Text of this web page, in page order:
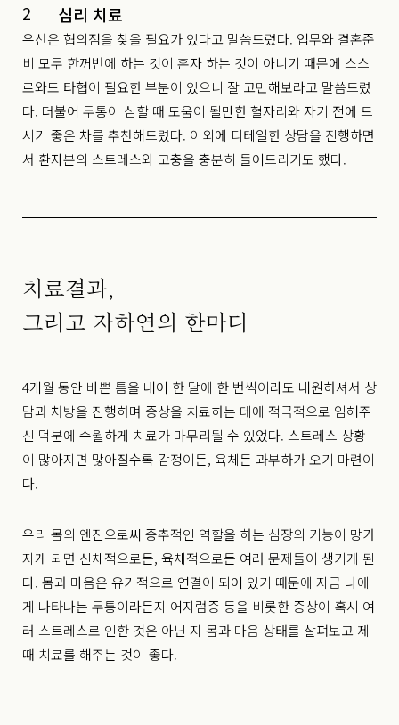
2 심리 치료
우선은 협의점을 찾을 필요가 있다고 말씀드렸다. 업무와 결혼준
비 모두 한꺼번에 하는 것이 혼자 하는 것이 아니기 때문에 스스
로와도 타협이 필요한 부분이 있으니 잘 고민해보라고 말씀드렸
다. 더불어 두통이 심할 때 도움이 될만한 혈자리와 자기 전에 드
시기 좋은 차를 추천해드렸다. 이외에 디테일한 상담을 진행하면
서 환자분의 스트레스와 고충을 충분히 들어드리기도 했다.
치료결과,
그리고 자하연의 한마디
4개월 동안 바쁜 틈을 내어 한 달에 한 번씩이라도 내원하셔서 상
담과 처방을 진행하며 증상을 치료하는 데에 적극적으로 임해주
신 덕분에 수월하게 치료가 마무리될 수 있었다. 스트레스 상황
이 많아지면 많아질수록 감정이든, 육체든 과부하가 오기 마련이
다.
우리 몸의 엔진으로써 중추적인 역할을 하는 심장의 기능이 망가
지게 되면 신체적으로든, 육체적으로든 여러 문제들이 생기게 된
다. 몸과 마음은 유기적으로 연결이 되어 있기 때문에 지금 나에
게 나타나는 두통이라든지 어지럼증 등을 비롯한 증상이 혹시 여
러 스트레스로 인한 것은 아닌 지 몸과 마음 상태를 살펴보고 제
때 치료를 해주는 것이 좋다.